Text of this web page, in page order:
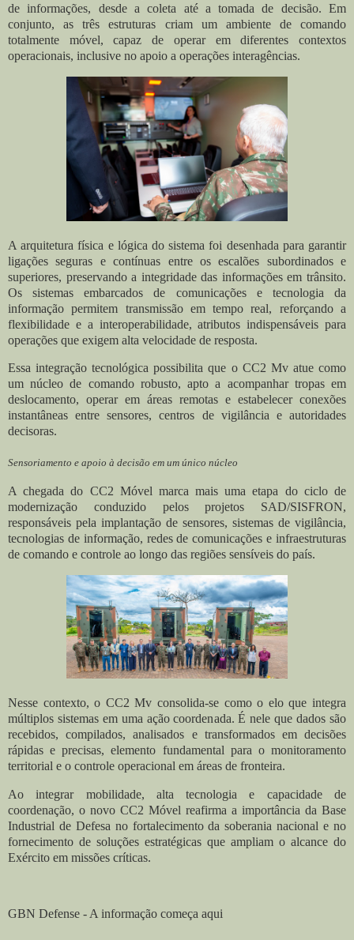
de informações, desde a coleta até a tomada de decisão. Em
conjunto, as três estruturas criam um ambiente de comando
totalmente móvel, capaz de operar em diferentes contextos
operacionais, inclusive no apoio a operações interagências.
A arquitetura física e lógica do sistema foi desenhada para garantir
ligações seguras e contínuas entre os escalões subordinados e
superiores, preservando a integridade das informações em trânsito.
Os sistemas embarcados de comunicações e tecnologia da
informação permitem transmissão em tempo real, reforçando a
flexibilidade e a interoperabilidade, atributos indispensáveis para
operações que exigem alta velocidade de resposta.
Essa integração tecnológica possibilita que o CC2 Mv atue como
um núcleo de comando robusto, apto a acompanhar tropas em
deslocamento, operar em áreas remotas e estabelecer conexões
instantâneas entre sensores, centros de vigilância e autoridades
decisoras.
Sensoriamento e apoio à decisão em um único núcleo
A chegada do CC2 Móvel marca mais uma etapa do ciclo de
modernização conduzido pelos projetos SAD/SISFRON,
responsáveis pela implantação de sensores, sistemas de vigilância,
tecnologias de informação, redes de comunicações e infraestruturas
de comando e controle ao longo das regiões sensíveis do país.
Nesse contexto, o CC2 Mv consolida-se como o elo que integra
múltiplos sistemas em uma ação coordenada. É nele que dados são
recebidos, compilados, analisados e transformados em decisões
rápidas e precisas, elemento fundamental para o monitoramento
territorial e o controle operacional em áreas de fronteira.
Ao integrar mobilidade, alta tecnologia e capacidade de
coordenação, o novo CC2 Móvel reafirma a importância da Base
Industrial de Defesa no fortalecimento da soberania nacional e no
fornecimento de soluções estratégicas que ampliam o alcance do
Exército em missões críticas.
GBN Defense - A informação começa aqui